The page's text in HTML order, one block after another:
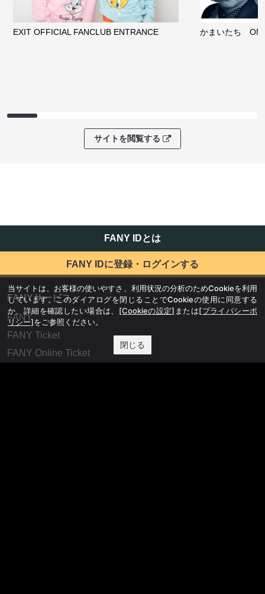
EXIT OFFICIAL FANCLUB ENTRANCE かまいたち
サイトを閲覧する
FANY IDとは
FANY IDに登録・ログインする
FANYサービス
FANY
FANY Ticket
FANY Online Ticket
当サイトは、お客様の使いやすさ、利用状況の分析のためCookieを利用
しています。このダイアログを閉じることでCookieの使用に同意する
か、詳細を確認したい場合は、 [Cookieの設定] または[プライバシーポ
リシー]をご参照ください。
閉じる